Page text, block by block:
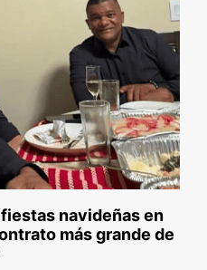
navideñas en
más grande de